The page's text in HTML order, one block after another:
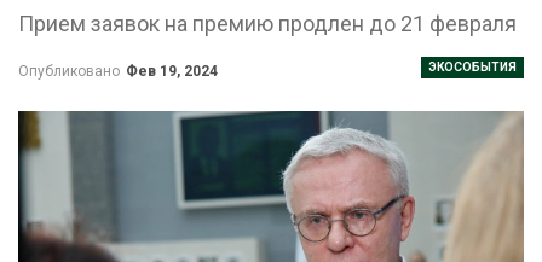
Прием заявок на премию продлен до 21 февраля
ЭКОСОБЫТИЯ
Опубликовано Фев 19, 2024